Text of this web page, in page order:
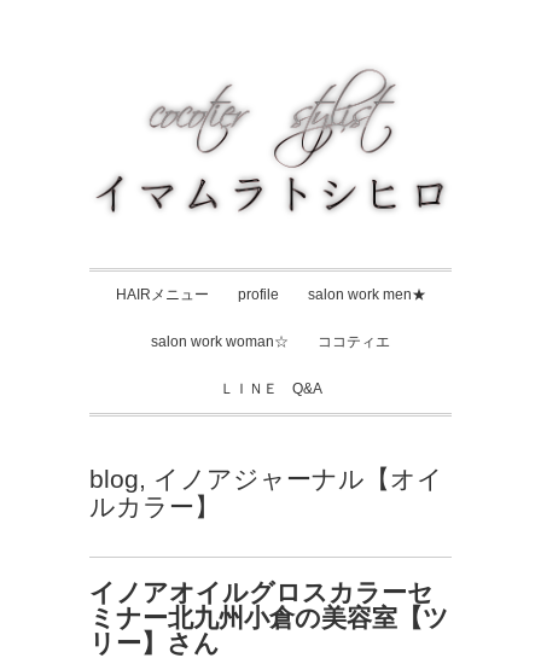
HAIRメニュー profile salon work men★
salon work woman☆ ココティエ
ＬＩＮＥ Q&A
blog, イノアジャーナル【オイ
ルカラー】
イノアオイルグロスカラーセ
ミナー北九州小倉の美容室【ツ
リー】さん